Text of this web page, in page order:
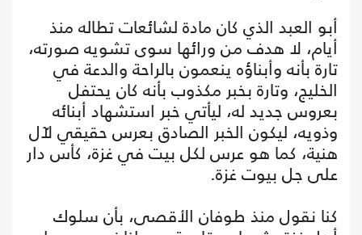
أبو العبد الذي كان مادة لشائعات تطاله منذ
أيام، لا هدف من ورائها سوى تشويه صورته،
تارة بأنه وأبناؤه ينعمون بالراحة والدعة في
الخليج، وتارة بخبر مكذوب بأنه كان يحتفل
بعروس جديد له، ليأتي خبر استشهاد أبنائه
وذويه، ليكون الخبر الصادق بعرس حقيقي لآل
هنية، كما هو عرس لكل بيت في غزة، كأس دار
على جل بيوت غزة.
كنا نقول منذ طوفان الأقصى، بأن سلوك